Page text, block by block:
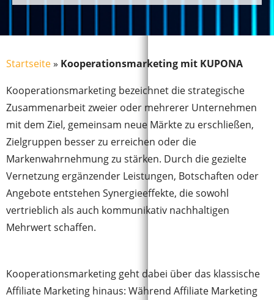
Startseite» Kooperationsmarketing mit KUPONA
Kooperationsmarketing bezeichnet die strategische
Zusammenarbeit zweier oder mehrerer Unternehmen
mit dem Ziel, gemeinsam neue Märkte zu erschließen,
Zielgruppen besser zu erreichen oder die
Markenwahrnehmung zu stärken. Durch die gezielte
Vernetzung ergänzender Leistungen, Botschaften oder
Angebote entstehen Synergieeffekte, die sowohl
vertrieblich als auch kommunikativ nachhaltigen
Mehrwert schaffen.
Kooperationsmarketing geht dabei über das klassische
Affiliate Marketing hinaus: Während Affiliate Marketing